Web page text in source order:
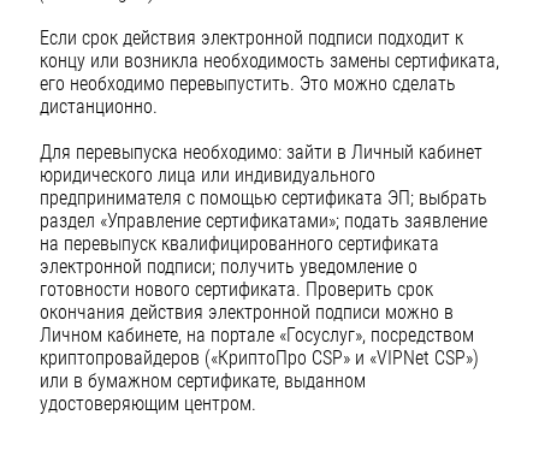
Если срок действия электронной подписи подходит к
концу или возникла необходимость замены сертификата,
его необходимо перевыпустить. Это можно сделать
дистанционно.
Для перевыпуска необходимо: зайти в Личный кабинет
юридического лица или индивидуального
предпринимателя с помощью сертификата ЭП; выбрать
раздел «Управление сертификатами»; подать заявление
на перевыпуск квалифицированного сертификата
электронной подписи; получить уведомление о
готовности нового сертификата. Проверить срок
окончания действия электронной подписи можно в
Личном кабинете, на портале «Госуслуг», посредством
криптопровайдеров («КриптоПро CSP» и «VIPNet CSP»)
или в бумажном сертификате, выданном
удостоверяющим центром.